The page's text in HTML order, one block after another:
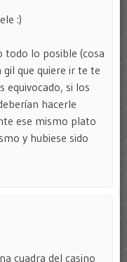
:)
todo lo posible (cosa
que quiere ir te te
equivocado, si los
hacerle
ese mismo plato
y hubiese sido
cuadra del casino